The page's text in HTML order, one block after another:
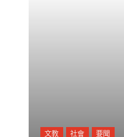
文教 社會 要聞